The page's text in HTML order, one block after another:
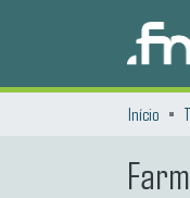
Início